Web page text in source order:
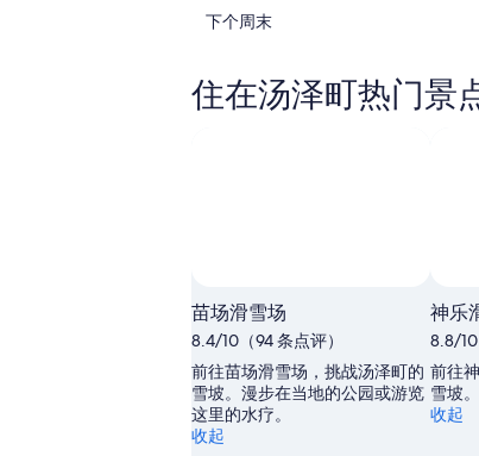
町
晚
的
8
月
8
日
-
8
汤
町
明
期
为
8
月
9
日
查
汤
泽
入
住
日
期
为
8
下个周末
住在汤泽町热门景
苗场滑雪场
8.4/10（94 条点评）
前往苗场滑雪场，挑战汤泽町的
雪坡。漫步在当地的公园或游览
这里的水疗。
收起
神乐
8.8/10
前往
雪坡
收起